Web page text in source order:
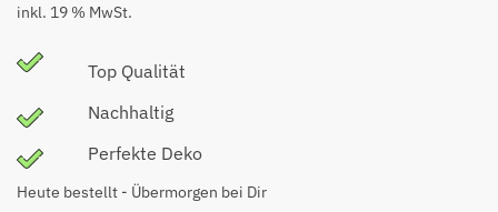
inkl. 19 % MwSt.
Top Qualität
Nachhaltig
Perfekte Deko
Heute bestellt - Übermorgen bei Dir